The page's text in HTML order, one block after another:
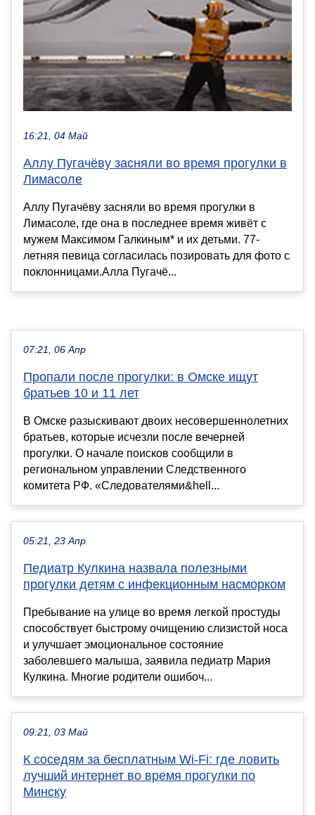
16:21, 04 Май
Аллу Пугачёву засняли во время прогулки в
Лимасоле
Аллу Пугачёву засняли во время прогулки в
Лимасоле, где она в последнее время живёт с
мужем Максимом Галкиным* и их детьми. 77-
летняя певица согласилась позировать для фото с
поклонницами.Алла Пугачё...
07:21, 06 Апр
Пропали после прогулки: в Омске ищут
братьев 10 и 11 лет
В Омске разыскивают двоих несовершеннолетних
братьев, которые исчезли после вечерней
прогулки. О начале поисков сообщили в
региональном управлении Следственного
комитета РФ. «Следователями&hell...
05:21, 23 Апр
Педиатр Кулкина назвала полезными
прогулки детям с инфекционным насморком
Пребывание на улице во время легкой простуды
способствует быстрому очищению слизистой носа
и улучшает эмоциональное состояние
заболевшего малыша, заявила педиатр Мария
Кулкина. Многие родители ошибоч...
09:21, 03 Май
К соседям за бесплатным Wi-Fi: где ловить
лучший интернет во время прогулки по
Минску